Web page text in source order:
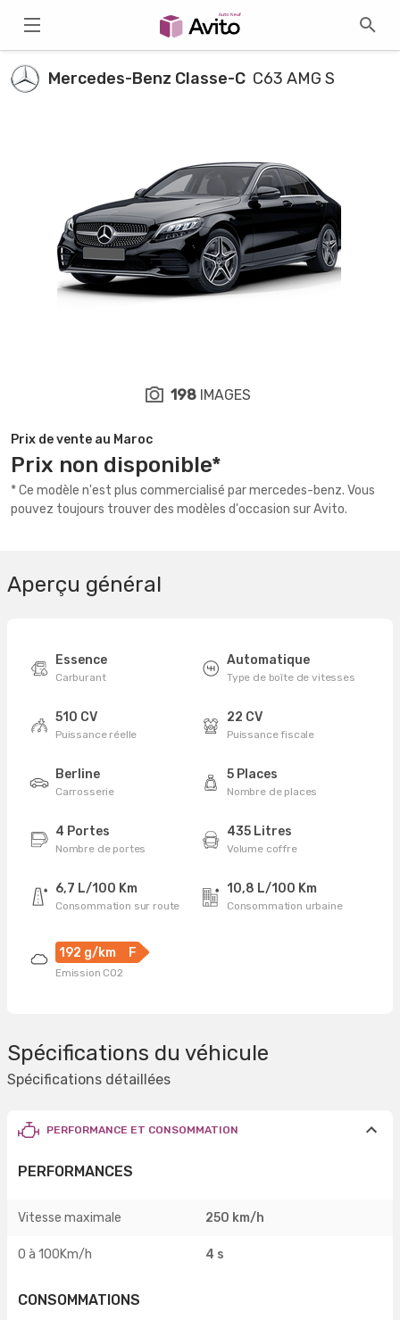
Mercedes-Benz Classe-C C63 AMG S
Prix de vente au Maroc
Prix non disponible*
* Ce modèle n'est plus commercialisé par mercedes-benz. Vous
pouvez toujours trouver des modèles d'occasion sur Avito.
198 IMAGES
Aperçu général
Essence
Carburant
Automatique
Type de boîte de vitesses
510 CV
Puissance réelle
22 CV
Puissance fiscale
Berline
Carrosserie
5 Places
Nombre de places
4 Portes
Nombre de portes
435 Litres
Volume coffre
6,7 L/100 Km
Consommation sur route
10,8 L/100 Km
Consommation urbaine
192 g/km F
Emission CO2
Spécifications du véhicule
Spécifications détaillées
PERFORMANCE ET CONSOMMATION
PERFORMANCES
Vitesse maximale 250 km/h
0 à 100Km/h 4 s
CONSOMMATIONS